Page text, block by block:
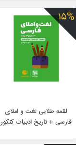
۱۵%
لقمه طلایی لغت و املای
فارسی + تاریخ ادبیات کنکور